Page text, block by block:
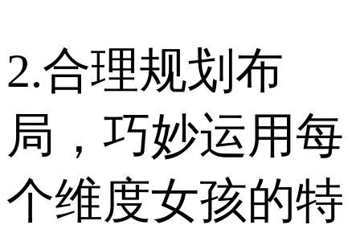
2.合理规划布
局，巧妙运用每
个维度女孩的特